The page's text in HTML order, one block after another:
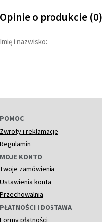
Opinie o produkcie (0)
Imię i nazwisko:
POMOC
Zwroty i reklamacje
Regulamin
MOJE KONTO
Twoje zamówienia
Ustawienia konta
Przechowalnia
PŁATNOŚCI I DOSTAWA
Formy płatności